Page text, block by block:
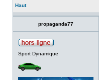
Haut
propaganda77
Sport Dynamique